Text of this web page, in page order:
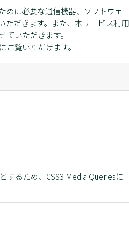
めに必要な通信機器、ソフトウェ
ただきます。また、本サービス利用
いただきます。
覧いただけます。
るため、CSS3 Media Queriesに